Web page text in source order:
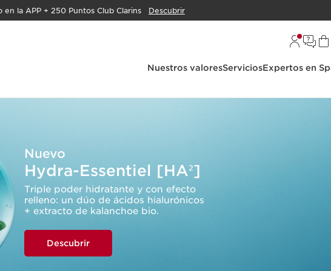
la APP + 250 Puntos Club Clarins
Descubrir
Nuestros valoresServiciosExpertos en
Nuevo
Hydra-Essentiel [HA2]
Triple poder hidratante y con efecto
relleno: un dúo de ácidos hialurónicos
+ extracto de kalanchoe bio.
Descubrir